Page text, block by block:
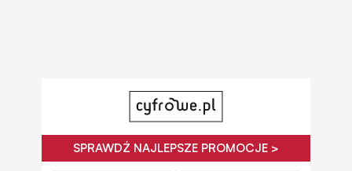
SPRAWDŹ NAJLEPSZE PROMOCJE >